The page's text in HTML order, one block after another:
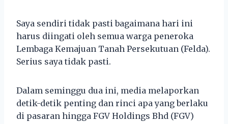
Saya sendiri tidak pasti bagaimana hari ini
harus diingati oleh semua warga peneroka
Lembaga Kemajuan Tanah Persekutuan (Felda).
Serius saya tidak pasti.
Dalam seminggu dua ini, media melaporkan
detik-detik penting dan rinci apa yang berlaku
di pasaran hingga FGV Holdings Bhd (FGV)